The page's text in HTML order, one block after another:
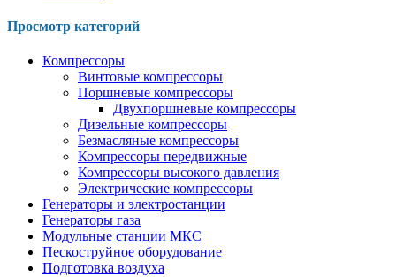
Просмотр категорий
Компрессоры
Винтовые компрессоры
Поршневые компрессоры
Двухпоршневые компрессоры
Дизельные компрессоры
Безмасляные компрессоры
Компрессоры передвижные
Компрессоры высокого давления
Электрические компрессоры
Генераторы и электростанции
Генераторы газа
Модульные станции МКС
Пескоструйное оборудование
Подготовка воздуха